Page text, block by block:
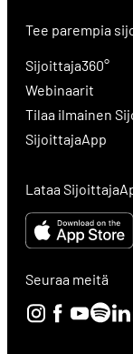
Tee parempia
Sijoittaja360°
Webinaarit
Tilaa ilmainen
SijoittajaApp
Lataa
Seuraa meitä